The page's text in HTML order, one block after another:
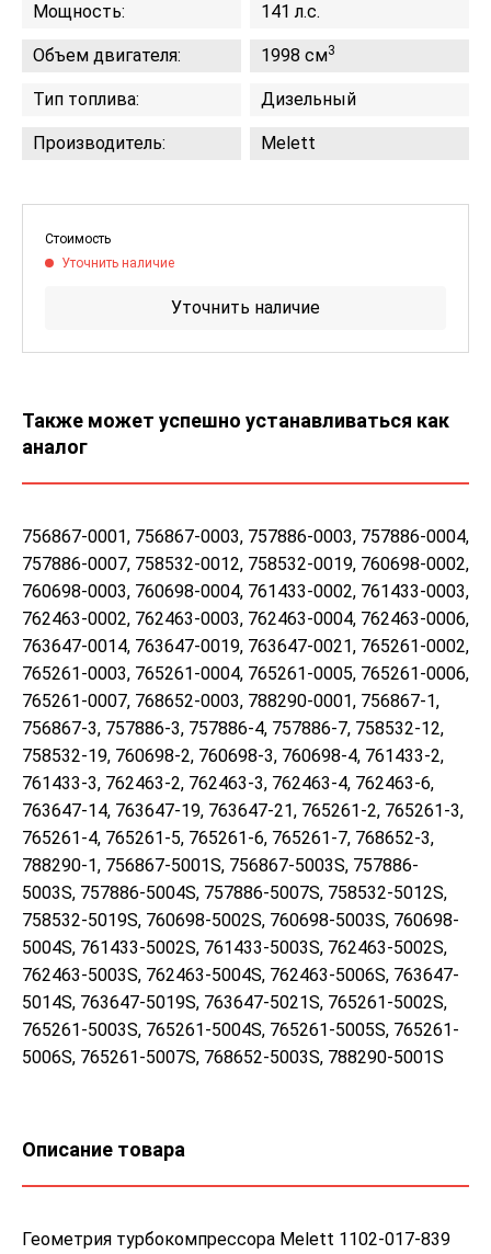
Мощность: 141 л.с.
Объем двигателя: 1998 см3
Тип топлива: Дизельный
Производитель: Melett
Стоимость
Уточнить наличие
Уточнить наличие
Также может успешно устанавливаться как
аналог
756867-0001, 756867-0003, 757886-0003, 757886-0004,
757886-0007, 758532-0012, 758532-0019, 760698-0002,
760698-0003, 760698-0004, 761433-0002, 761433-0003,
762463-0002, 762463-0003, 762463-0004, 762463-0006,
763647-0014, 763647-0019, 763647-0021, 765261-0002,
765261-0003, 765261-0004, 765261-0005, 765261-0006,
765261-0007, 768652-0003, 788290-0001, 756867-1,
756867-3, 757886-3, 757886-4, 757886-7, 758532-12,
758532-19, 760698-2, 760698-3, 760698-4, 761433-2,
761433-3, 762463-2, 762463-3, 762463-4, 762463-6,
763647-14, 763647-19, 763647-21, 765261-2, 765261-3,
765261-4, 765261-5, 765261-6, 765261-7, 768652-3,
788290-1, 756867-5001S, 756867-5003S, 757886-
5003S, 757886-5004S, 757886-5007S, 758532-5012S,
758532-5019S, 760698-5002S, 760698-5003S, 760698-
5004S, 761433-5002S, 761433-5003S, 762463-5002S,
762463-5003S, 762463-5004S, 762463-5006S, 763647-
5014S, 763647-5019S, 763647-5021S, 765261-5002S,
765261-5003S, 765261-5004S, 765261-5005S, 765261-
5006S, 765261-5007S, 768652-5003S, 788290-5001S
Описание товара
Геометрия турбокомпрессора Melett 1102-017-839